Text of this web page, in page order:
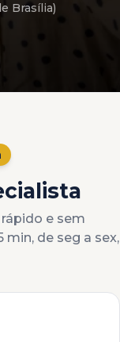
Brasília)
e sem
de seg a sex,